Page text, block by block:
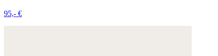
95,- €